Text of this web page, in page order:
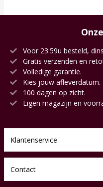
Voor 23:59u besteld,
Gratis verzenden en
Volledige garantie.
Kies jouw afleverdatum.
100 dagen op zicht.
Eigen magazijn en
Klantenservice
Contact